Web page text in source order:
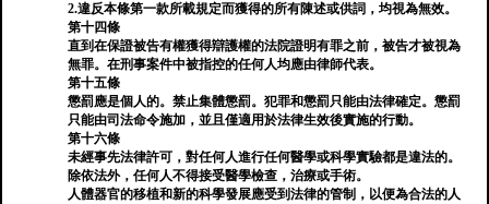
2.違反本條第一款所載規定而獲得的所有陳述或供詞，均視為無效。
第十四條
直到在保證被告有權獲得辯護權的法院證明有罪之前，被告才被視為
無罪。在刑事案件中被指控的任何人均應由律師代表。
第十五條
懲罰應是個人的。禁止集體懲罰。犯罪和懲罰只能由法律確定。懲罰
只能由司法命令施加，並且僅適用於法律生效後實施的行動。
第十六條
未經事先法律許可，對任何人進行任何醫學或科學實驗都是違法的。
除依法外，任何人不得接受醫學檢查，治療或手術。
人體器官的移植和新的科學發展應受到法律的管制，以便為合法的人